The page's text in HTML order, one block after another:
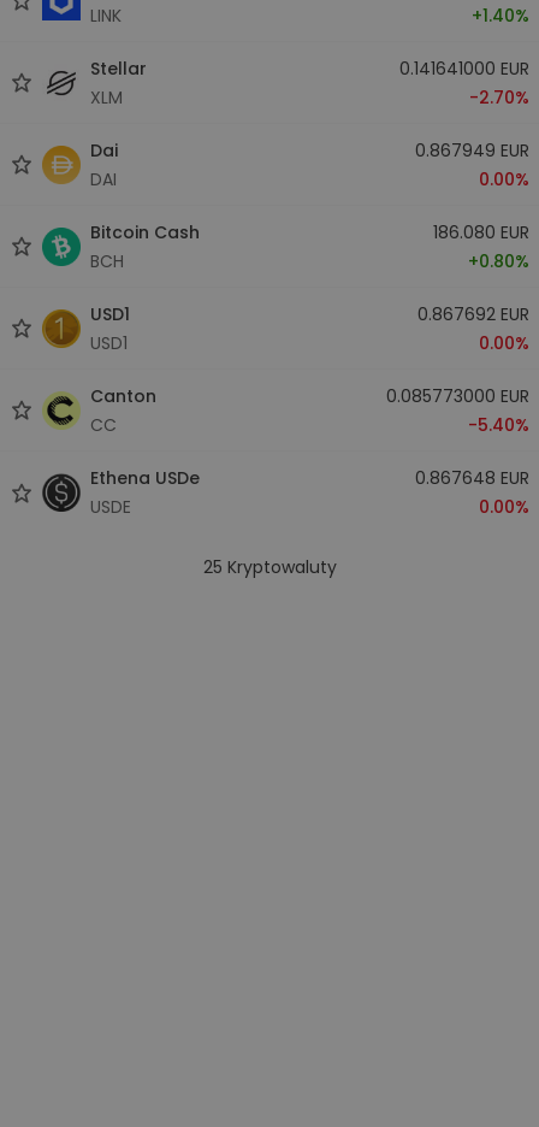
LINK
+1.40%
Stellar
XLM
0.141641000 EUR
-2.70%
Dai
DAI
0.867949 EUR
0.00%
Bitcoin Cash
BCH
186.080 EUR
+0.80%
USD1
USD1
0.867692 EUR
0.00%
Canton
CC
0.085773000 EUR
-5.40%
Ethena USDe
USDE
0.867648 EUR
0.00%
25 Kryptowaluty